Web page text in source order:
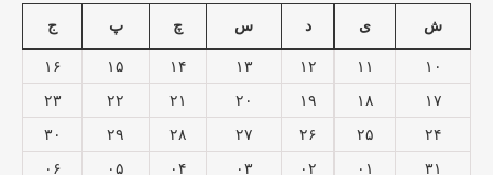
ش ی د س چ پ ج
۱۰ ۱۱ ۱۲ ۱۳ ۱۴ ۱۵
۱۶
۱۷
۱۸ ۱۹ ۲۰ ۲۱ ۲۲
۲۳
۲۴
۲۵ ۲۶ ۲۷ ۲۸ ۲۹
۳۰
۳۱
۰۱ ۰۲ ۰۳ ۰۴ ۰۵ ۰۶